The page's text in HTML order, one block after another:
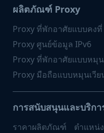
ผลิตภัณฑ์ Proxy
Proxy ที่พักอาศัยแบบคงที่
Proxy ศูนย์ข้อมูล IPv6
Proxy ที่พักอาศัยแบบหมุน
Proxy มือถือแบบหมุนเวีย
การสนับสนุนและบริกา
ราคาผลิตภัณฑ์ ตำแหน่